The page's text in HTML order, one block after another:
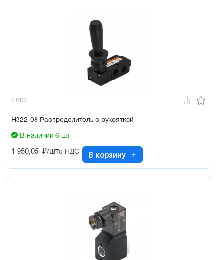
EMC
H322-08 Распределитель с рукояткой
В наличии 6 шт
1 950,05 ₽/штс НДС В корзину